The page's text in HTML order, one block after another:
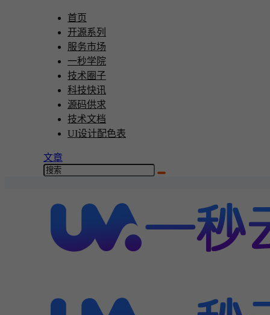
首页
开源系列
服务市场
一秒学院
技术圈子
科技快讯
源码供求
技术文档
UI设计配色表
文章